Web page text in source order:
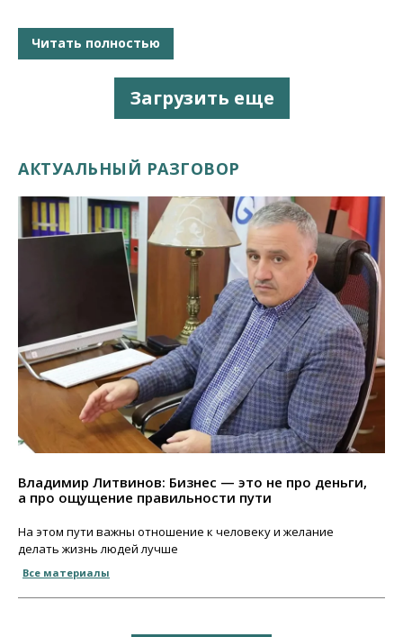
Читать полностью
Загрузить еще
АКТУАЛЬНЫЙ РАЗГОВОР
Владимир Литвинов: Бизнес — это не про деньги,
а про ощущение правильности пути
На этом пути важны отношение к человеку и желание
делать жизнь людей лучше
Все материалы